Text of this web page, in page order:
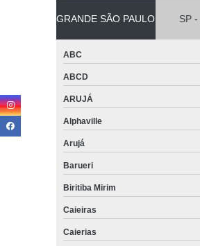
GRANDE SÃO PAULO SP
ABC
ABCD
ARUJÁ
Alphaville
Arujá
Barueri
Biritiba Mirim
Caieiras
Caierias